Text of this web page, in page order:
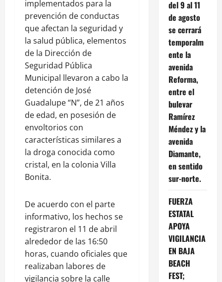
implementados para la
prevención de conductas
que afectan la seguridad y
la salud pública, elementos
de la Dirección de
Seguridad Pública
Municipal llevaron a cabo la
detención de José
Guadalupe “N”, de 21 años
de edad, en posesión de
envoltorios con
características similares a
la droga conocida como
cristal, en la colonia Villa
Bonita.
De acuerdo con el parte
informativo, los hechos se
registraron el 11 de abril
alrededor de las 16:50
horas, cuando oficiales que
realizaban labores de
vigilancia sobre la calle
del 9 al 11
de agosto
se cerrará
temporalm
ente la
avenida
Reforma,
entre el
bulevar
Ramírez
Méndez y la
avenida
Diamante,
en sentido
sur-norte.
FUERZA
ESTATAL
APOYA
VIGILANCIA
EN BAJA
BEACH
FEST;